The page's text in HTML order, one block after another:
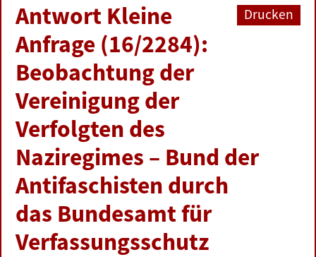
BUNDESTAG
PRESSE
ZUR PERSON
LINKS
DATENSCHUTZERKLÄRUNG
IMPRESSUM
Drucken
Antwort Kleine
Anfrage (16/2284):
Beobachtung der
Vereinigung der
Verfolgten des
Naziregimes – Bund der
Antifaschisten durch
das Bundesamt für
Verfassungsschutz